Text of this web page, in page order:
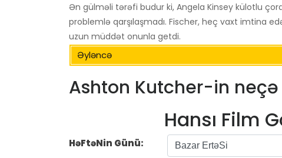
Ən gülməli tərəfi budur ki, Angela Kinsey külotlu
problemlə qarşılaşmadı. Fischer, heç vaxt imtina
uzun müddət onunla getdi.
Əyləncə
Ashton Kutcher-in neçə
Hansı Film
HəFtəNin Günü: